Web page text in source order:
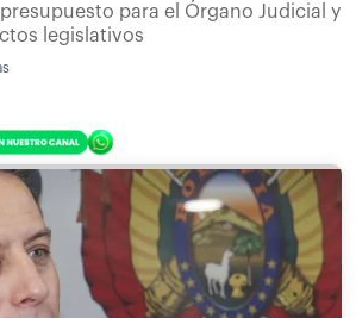
para el Órgano Judicial y
legislativos